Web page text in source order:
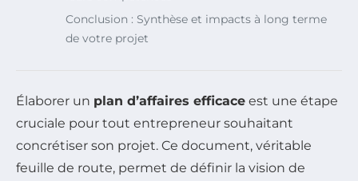
Conclusion : Synthèse et impacts à long terme
de votre projet
Élaborer un plan d’affaires efficace est une étape
cruciale pour tout entrepreneur souhaitant
concrétiser son projet. Ce document, véritable
feuille de route, permet de définir la vision de